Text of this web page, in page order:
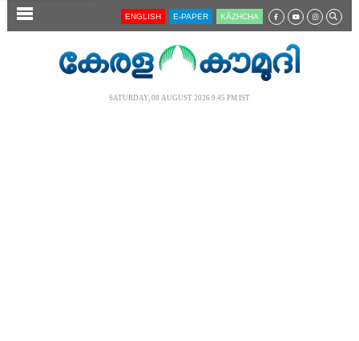
SECTIONS ENGLISH E-PAPER KĀZHCHA
SATURDAY, 08 AUGUST 2026 9.45 PM IST